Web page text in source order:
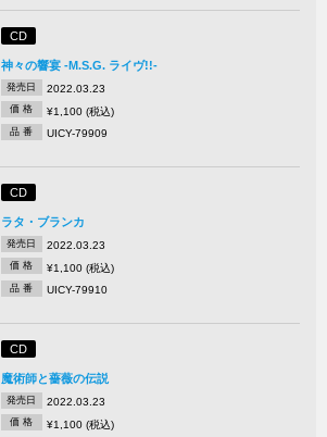
CD
神々の響宴 -M.S.G. ライヴ!!-
発売日 2022.03.23
価 格 ¥1,100 (税込)
品 番 UICY-79909
CD
ラタ・ブランカ
発売日 2022.03.23
価 格 ¥1,100 (税込)
品 番 UICY-79910
CD
魔術師と薔薇の伝説
発売日 2022.03.23
価 格 ¥1,100 (税込)